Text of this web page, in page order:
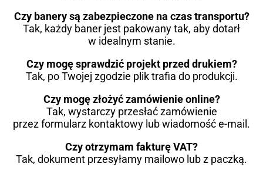
Czy banery są zabezpieczone na czas transportu?
Tak, każdy baner jest pakowany tak, aby dotarł
w idealnym stanie.
Czy mogę sprawdzić projekt przed drukiem?
Tak, po Twojej zgodzie plik trafia do produkcji.
Czy mogę złożyć zamówienie online?
Tak, wystarczy przesłać zamówienie
przez formularz kontaktowy lub wiadomość e-mail.
Czy otrzymam fakturę VAT?
Tak, dokument przesyłamy mailowo lub z paczką.